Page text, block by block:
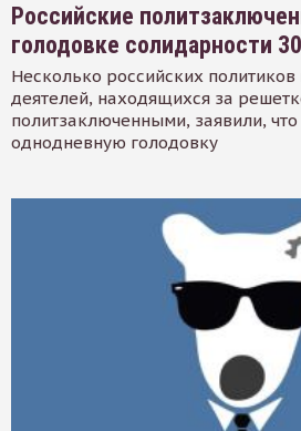
Российские
голодовке солидарности
Несколько российских
деятелей, находящихся за
политзаключенными, заявили,
однодневную голодовку